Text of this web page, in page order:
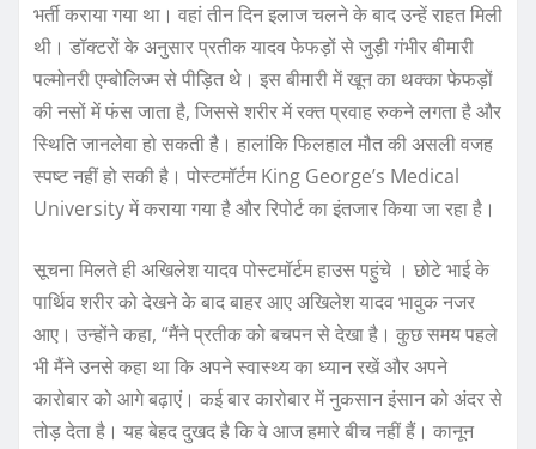
भर्ती कराया गया था। वहां तीन दिन इलाज चलने के बाद उन्हें राहत मिली
थी। डॉक्टरों के अनुसार प्रतीक यादव फेफड़ों से जुड़ी गंभीर बीमारी
पल्मोनरी एम्बोलिज्म से पीड़ित थे। इस बीमारी में खून का थक्का फेफड़ों
की नसों में फंस जाता है, जिससे शरीर में रक्त प्रवाह रुकने लगता है और
स्थिति जानलेवा हो सकती है। हालांकि फिलहाल मौत की असली वजह
स्पष्ट नहीं हो सकी है। पोस्टमॉर्टम King George’s Medical
University में कराया गया है और रिपोर्ट का इंतजार किया जा रहा है।
सूचना मिलते ही अखिलेश यादव पोस्टमॉर्टम हाउस पहुंचे । छोटे भाई के
पार्थिव शरीर को देखने के बाद बाहर आए अखिलेश यादव भावुक नजर
आए। उन्होंने कहा, “मैंने प्रतीक को बचपन से देखा है। कुछ समय पहले
भी मैंने उनसे कहा था कि अपने स्वास्थ्य का ध्यान रखें और अपने
कारोबार को आगे बढ़ाएं। कई बार कारोबार में नुकसान इंसान को अंदर से
तोड़ देता है। यह बेहद दुखद है कि वे आज हमारे बीच नहीं हैं। कानून